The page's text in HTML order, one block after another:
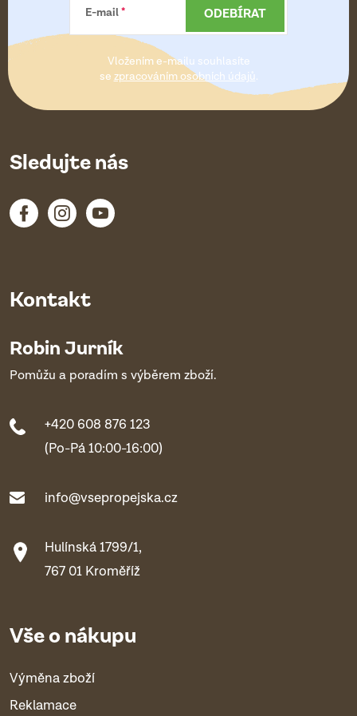
t
E-mail
Vložením e-mailu souhlasíte
se zpracováním osobních údajů.
ODEBÍRAT
Kontakt
Robin Jurník
Pomůžu a poradím s výběrem zboží.
+420 608 876 123
(Po-Pá 10:00-16:00)
info@vsepropejska.cz
Hulínská 1799/1,
767 01 Kroměříž
Vše o nákupu
Výměna zboží
Reklamace
Sledujte nás